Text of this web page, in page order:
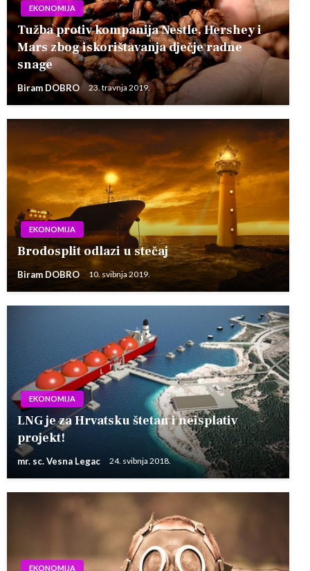
EKONOMIJA
Tužba protiv kompanija Nestle, Hershey i
Mars zbog iskorištavanja dječje radne
snage
Biram DOBRO 23. travnja 2019.
EKONOMIJA
Brodosplit odlazi u stečaj
Biram DOBRO 10. svibnja 2019.
EKONOMIJA
LNG je za Hrvatsku štetan i neisplativ
projekt!
mr. sc. Vesna Legac 24. svibnja 2018.
EKONOMIJA